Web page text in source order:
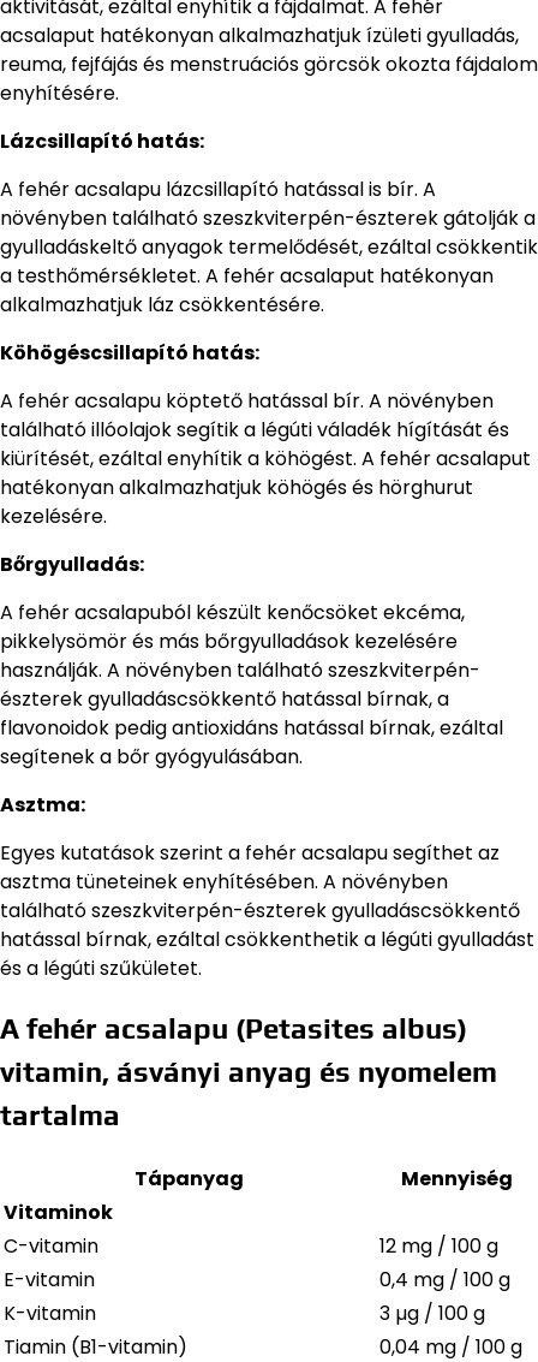
aktivitását, ezáltal enyhítik a fájdalmat. A fehér
acsalaput hatékonyan alkalmazhatjuk ízületi gyulladás,
reuma, fejfájás és menstruációs görcsök okozta fájdalom
enyhítésére.
Lázcsillapító hatás:
A fehér acsalapu lázcsillapító hatással is bír. A
növényben található szeszkviterpén-észterek gátolják a
gyulladáskeltő anyagok termelődését, ezáltal csökkentik
a testhőmérsékletet. A fehér acsalaput hatékonyan
alkalmazhatjuk láz csökkentésére.
Köhögéscsillapító hatás:
A fehér acsalapu köptető hatással bír. A növényben
található illóolajok segítik a légúti váladék hígítását és
kiürítését, ezáltal enyhítik a köhögést. A fehér acsalaput
hatékonyan alkalmazhatjuk köhögés és hörghurut
kezelésére.
Bőrgyulladás:
A fehér acsalapuból készült kenőcsöket ekcéma,
pikkelysömör és más bőrgyulladások kezelésére
használják. A növényben található szeszkviterpén-
észterek gyulladáscsökkentő hatással bírnak, a
flavonoidok pedig antioxidáns hatással bírnak, ezáltal
segítenek a bőr gyógyulásában.
Asztma:
Egyes kutatások szerint a fehér acsalapu segíthet az
asztma tüneteinek enyhítésében. A növényben
található szeszkviterpén-észterek gyulladáscsökkentő
hatással bírnak, ezáltal csökkenthetik a légúti gyulladást
és a légúti szűkületet.
A fehér acsalapu (Petasites albus)
vitamin, ásványi anyag és nyomelem
tartalma
Tápanyag
Mennyiség
Vitaminok
C-vitamin
12 mg / 100 g
E-vitamin
0,4 mg / 100 g
K-vitamin
3 µg / 100 g
Tiamin (B1-vitamin)
0,04 mg / 100 g